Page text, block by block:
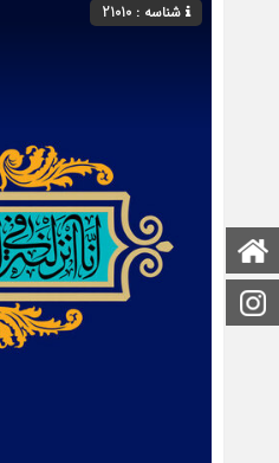
صفحه اصلی
شناسه : 21010